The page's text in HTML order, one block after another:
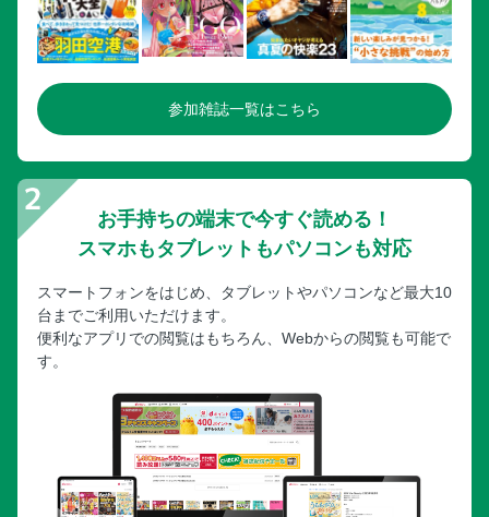
手続きと対策を知っておくといざというときにも安心
自宅で家族を看取った後の流れや手続き
【在宅看取り後の流れ２】病院から自宅に搬送するロスがな
【在宅看取り後の手続き１】死亡届を提出しないと火葬がで
きない。必ず７日以内に提出を
【在宅看取り後の手続き２】健康保険は種類によって手続き
が異なる。年金も14日以内に届け出を
【在宅看取り後の手続き３】住民票の世帯主変更届が必要な
人も！そのほか知っておきたい手続きあれこれ
【在宅看取り後の手続き４】カード類や公共料金の解約手続
きは早めに。任せられる場合は代理人に委任して手分けを
【在宅看取り後の手続き５】相続の手続きでよく使う書類は
３種類！申請や名義変更でたくさんの書類が必要になる
【在宅看取り後の手続き６】フタを開けて見ないとわからな
い!? 相続の手続きは専門家に依頼をしたほうが無難
【在宅看取り体験談２】今までの経験はすべて「父を幸せに
参加雑誌一覧はこちら
お手持ちの端末で今すぐ読める！
スマホもタブレットもパソコンも対応
スマートフォンをはじめ、タブレットやパソコンなど最大10
台までご利用いただけます。
便利なアプリでの閲覧はもちろん、Webからの閲覧も可能で
す。